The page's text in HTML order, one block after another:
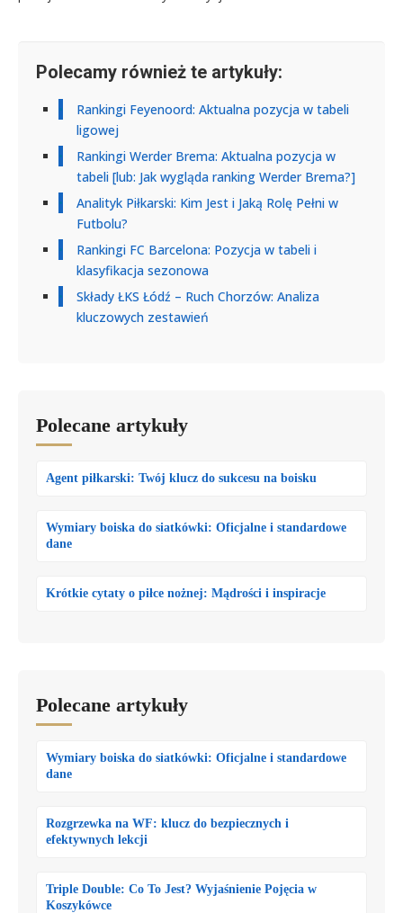
Polecamy również te artykuły:
Rankingi Feyenoord: Aktualna pozycja w tabeli
ligowej
Rankingi Werder Brema: Aktualna pozycja w
tabeli [lub: Jak wygląda ranking Werder Brema?]
Analityk Piłkarski: Kim Jest i Jaką Rolę Pełni w
Futbolu?
Rankingi FC Barcelona: Pozycja w tabeli i
klasyfikacja sezonowa
Składy ŁKS Łódź – Ruch Chorzów: Analiza
kluczowych zestawień
Polecane artykuły
Agent piłkarski: Twój klucz do sukcesu na boisku
Wymiary boiska do siatkówki: Oficjalne i standardowe
dane
Krótkie cytaty o piłce nożnej: Mądrości i inspiracje
Polecane artykuły
Wymiary boiska do siatkówki: Oficjalne i standardowe
dane
Rozgrzewka na WF: klucz do bezpiecznych i
efektywnych lekcji
Triple Double: Co To Jest? Wyjaśnienie Pojęcia w
Koszykówce